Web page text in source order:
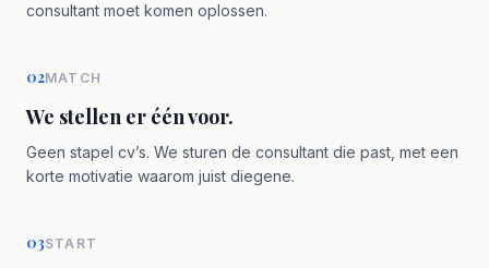
consultant moet komen oplossen.
02MATCH
We stellen er één voor.
Geen stapel cv’s. We sturen de consultant die past, met een
korte motivatie waarom juist diegene.
03START